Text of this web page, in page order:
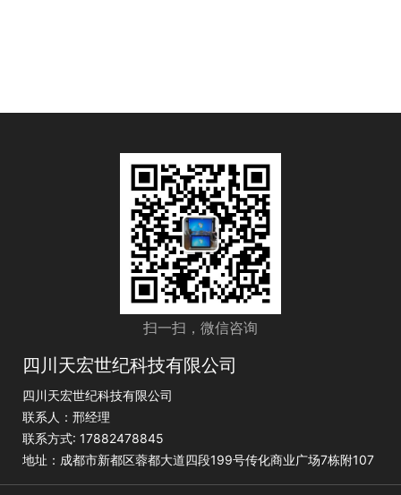
扫一扫，微信咨询
四川天宏世纪科技有限公司
四川天宏世纪科技有限公司
联系人：邢经理
联系方式: 17882478845
地址：成都市新都区蓉都大道四段199号传化商业广场7栋附107